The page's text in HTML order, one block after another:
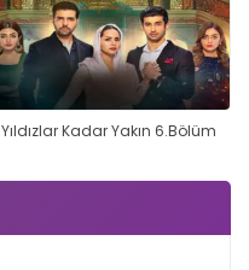
Yıldızlar Kadar Yakın 6.Bölüm